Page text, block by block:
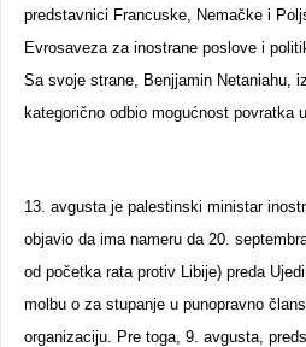
predstavnici Francuske, Nemačke i
Evrosaveza za inostrane poslove i
Sa svoje strane, Benjjamin Netaniahu,
kategorično odbio mogućnost povratka
13. avgusta je palestinski ministar
objavio da ima nameru da 20.
od početka rata protiv Libije) preda
molbu o za stupanje u punopravno
organizaciju. Pre toga, 9. avgusta,